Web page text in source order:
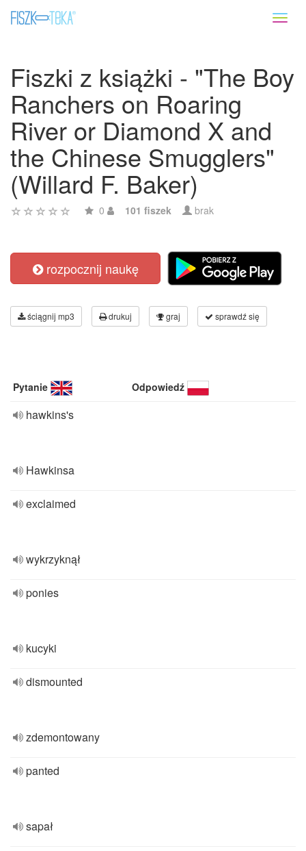
Fiszki z książki - "The Boy
Ranchers on Roaring
River or Diamond X and
the Chinese Smugglers"
(Willard F. Baker)
0 101 fiszek brak
rozpocznij naukę
ściągnij mp3 drukuj graj sprawdź się
Pytanie Odpowiedź
hawkins's
Hawkinsa
exclaimed
wykrzyknął
ponies
kucyki
dismounted
zdemontowany
panted
sapał